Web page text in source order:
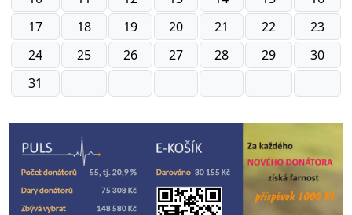
17
18 19 20 21 22
23
24
25 26 27 28 29
30
31